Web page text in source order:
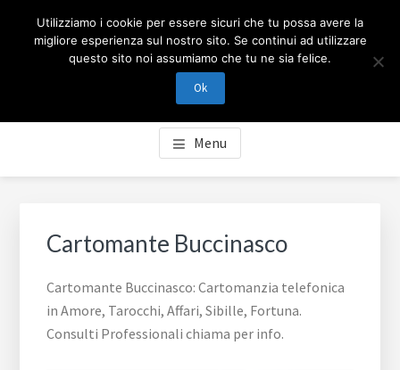
CARTOMANZIA MILANO
Cartomanzia Milano, cartomanzia telefonica in Amore,
Tarocchi, Affari, Sibille, Fortuna. Consulti Professionali
chiama per info.
Menu
Cartomante Buccinasco
Cartomante Buccinasco: Cartomanzia telefonica
in Amore, Tarocchi, Affari, Sibille, Fortuna.
Consulti Professionali chiama per info.
Utilizziamo i cookie per essere sicuri che tu possa avere la
migliore esperienza sul nostro sito. Se continui ad utilizzare
questo sito noi assumiamo che tu ne sia felice.
Ok